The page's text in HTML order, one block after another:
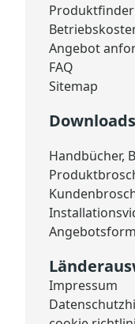
Produktfinder
Angebot
FAQ
Sitemap
Downloads
Handbücher,
Impressum